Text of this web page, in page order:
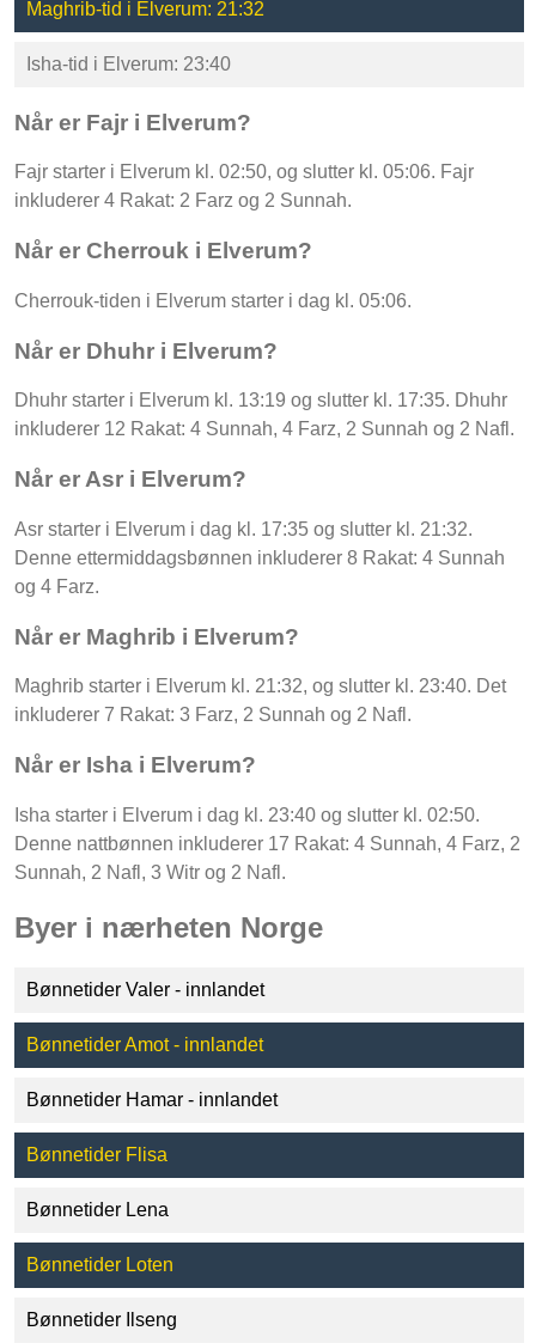
Maghrib-tid i Elverum: 21:32
Isha-tid i Elverum: 23:40
Når er Fajr i Elverum?
Fajr starter i Elverum kl. 02:50, og slutter kl. 05:06. Fajr
inkluderer 4 Rakat: 2 Farz og 2 Sunnah.
Når er Cherrouk i Elverum?
Cherrouk-tiden i Elverum starter i dag kl. 05:06.
Når er Dhuhr i Elverum?
Dhuhr starter i Elverum kl. 13:19 og slutter kl. 17:35. Dhuhr
inkluderer 12 Rakat: 4 Sunnah, 4 Farz, 2 Sunnah og 2 Nafl.
Når er Asr i Elverum?
Asr starter i Elverum i dag kl. 17:35 og slutter kl. 21:32.
Denne ettermiddagsbønnen inkluderer 8 Rakat: 4 Sunnah
og 4 Farz.
Når er Maghrib i Elverum?
Maghrib starter i Elverum kl. 21:32, og slutter kl. 23:40. Det
inkluderer 7 Rakat: 3 Farz, 2 Sunnah og 2 Nafl.
Når er Isha i Elverum?
Isha starter i Elverum i dag kl. 23:40 og slutter kl. 02:50.
Denne nattbønnen inkluderer 17 Rakat: 4 Sunnah, 4 Farz, 2
Sunnah, 2 Nafl, 3 Witr og 2 Nafl.
Byer i nærheten Norge
Bønnetider Valer - innlandet
Bønnetider Amot - innlandet
Bønnetider Hamar - innlandet
Bønnetider Flisa
Bønnetider Lena
Bønnetider Loten
Bønnetider Ilseng